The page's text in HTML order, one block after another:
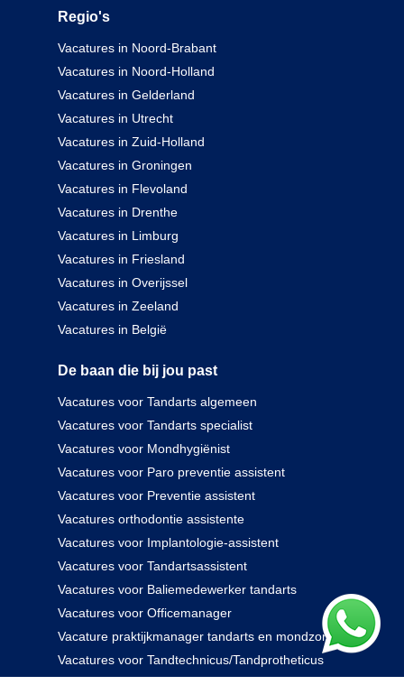
Regio's
Vacatures in Noord-Brabant
Vacatures in Noord-Holland
Vacatures in Gelderland
Vacatures in Utrecht
Vacatures in Zuid-Holland
Vacatures in Groningen
Vacatures in Flevoland
Vacatures in Drenthe
Vacatures in Limburg
Vacatures in Friesland
Vacatures in Overijssel
Vacatures in Zeeland
Vacatures in België
De baan die bij jou past
Vacatures voor Tandarts algemeen
Vacatures voor Tandarts specialist
Vacatures voor Mondhygiënist
Vacatures voor Paro preventie assistent
Vacatures voor Preventie assistent
Vacatures orthodontie assistente
Vacatures voor Implantologie-assistent
Vacatures voor Tandartsassistent
Vacatures voor Baliemedewerker tandarts
Vacatures voor Officemanager
Vacature praktijkmanager tandarts en mondzorg
Vacatures voor Tandtechnicus/Tandprotheticus